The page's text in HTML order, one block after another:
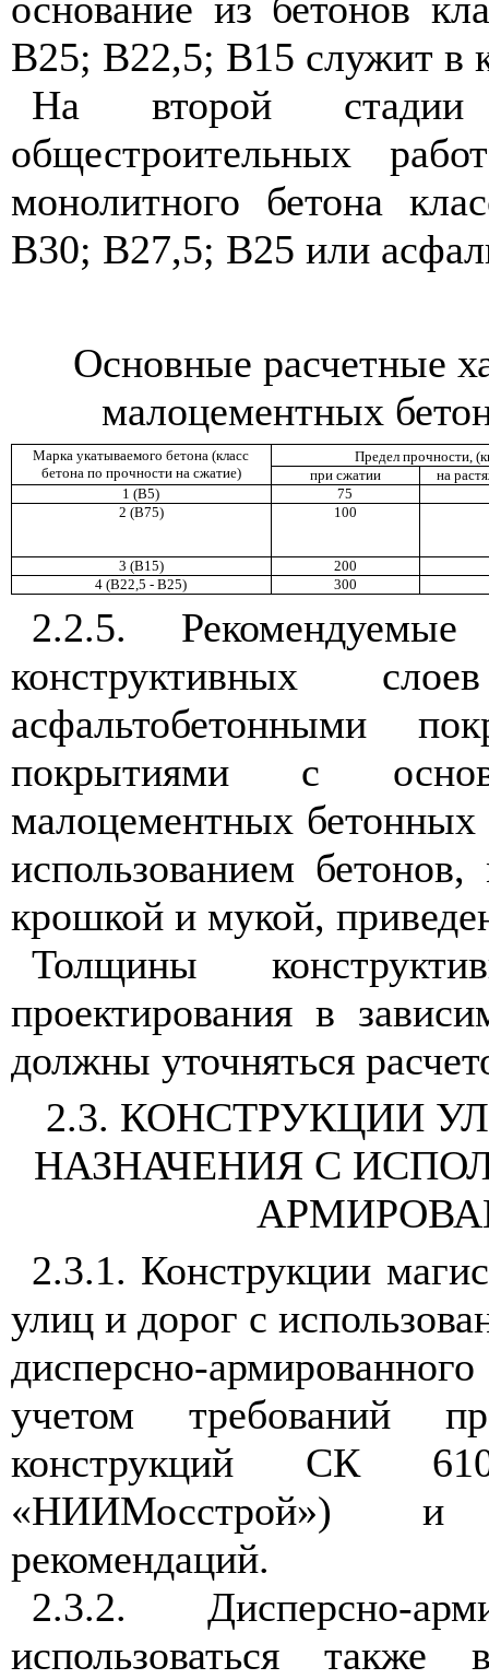
В25; В22,5; В15 служит в
На второй
общестроительных
монолитного бетона
В30; В27,5; В25 или
Основные расчетные
малоцементных
Марка укатываемого бетона (класс
бетона по прочности на сжатие)
Предел прочности,
при сжатии
на
1 (В5)
75
2 (В75)
100
3 (В15)
200
4 (В22,5 - В25)
300
2.2.5. Рекомендуемые
конструктивных
асфальтобетонными
покрытиями с
малоцементных бетонных
использованием
крошкой и мукой,
Толщины
проектирования в
должны уточняться
2.3. КОНСТРУКЦИИ
НАЗНАЧЕНИЯ С
2.3.1. Конструкции
улиц и дорог с
дисперсно-
учетом требований
конструкций СК
«НИИМосстрой») и
рекомендаций.
2.3.2. Дисперсно-
использоваться